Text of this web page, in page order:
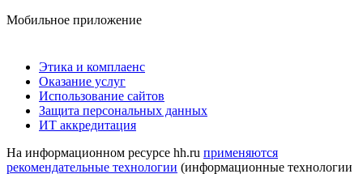
Мобильное приложение
Этика и комплаенс
Оказание услуг
Использование сайтов
Защита персональных данных
ИТ аккредитация
На информационном ресурсе hh.ru применяются
рекомендательные технологии (информационные технологии